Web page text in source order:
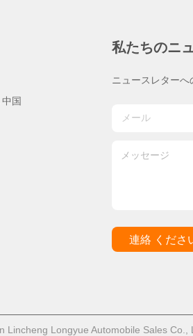
国
私たちのニ
ニュースレター
連絡 くださ
Longyue Automobile Sales Co.,